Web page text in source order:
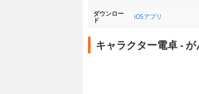
ダウンロー
ド iOSアプリ
キャラクター電卓 -